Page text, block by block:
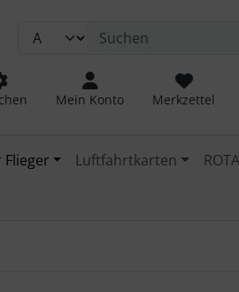
Mein Konto Merkzettel
Luftfahrtkarten